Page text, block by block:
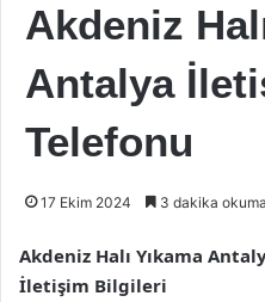
Akdeniz
Antalya
Telefonu
17 Ekim 2024 3 dakika
Akdeniz Halı Yıkama
İletişim Bilgileri